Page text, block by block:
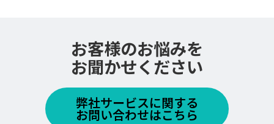
お客様のお悩みを
お聞かせください
弊社サービスに関する
お問い合わせはこちら